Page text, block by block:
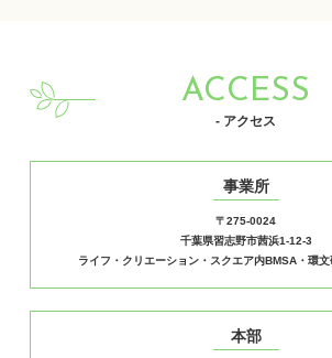
ACCESS
- アクセス
事業所
〒275-0024
千葉県習志野市茜浜1-12-3
ライフ・クリエーション・スクエア内BMSA・環
本部